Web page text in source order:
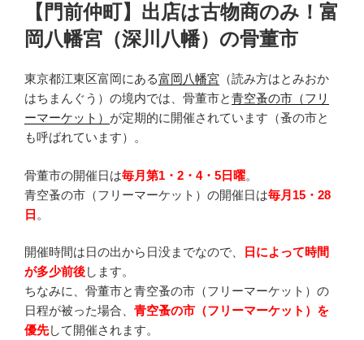
【門前仲町】出店は古物商のみ！富
岡八幡宮（深川八幡）の骨董市
東京都江東区富岡にある富岡八幡宮 （読み方はとみおか
はちまんぐう）の境内では、骨董市と青空蚤の市（フリ
ーマーケット） が定期的に開催されています（蚤の市と
も呼ばれています）。
骨董市の開催日は毎月第1・2・4・5日曜。
青空蚤の市（フリーマーケット）の開催日は毎月15・28
日 。
開催時間は日の出から日没までなので、
日によって時間
が多少前後します。
ちなみに、骨董市と青空蚤の市（フリーマーケット）の
日程が被った場合、 青空蚤の市（フリーマーケット）を
優先して開催されます。